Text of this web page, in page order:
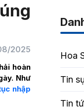
2025
hoàn
Như
nhập
Hoa
Tin
Tin